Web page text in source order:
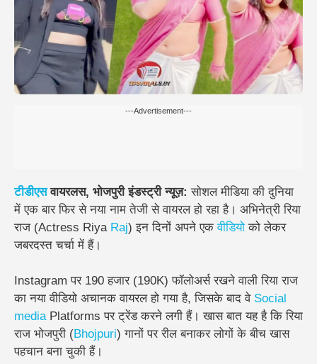
---Advertisement---
टीडीएसवायरलस, भोजपुरी इंडस्ट्री न्यूज़:सोशल मीडिया की दुनिया
में एक बार फिर से नया नाम तेजी से वायरल हो रहा है। अभिनेत्रीरिया
राज (Actress Riya Raj) इन दिनों अपने एकवीडियो को लेकर
जबरदस्त चर्चा में हैं।
Instagram पर 190 हजार (190K) फॉलोअर्सरखने वाली रिया राज
का नया वीडियो अचानक वायरल हो गया है, जिसके बाद वे Social
mediaPlatforms पर ट्रेंड करने लगी हैं। खास बात यह है कि रिया
राज भोजपुरी (Bhojpuri) गानों पर रील बनाकरलोगों के बीच खास
पहचान बना चुकी हैं।